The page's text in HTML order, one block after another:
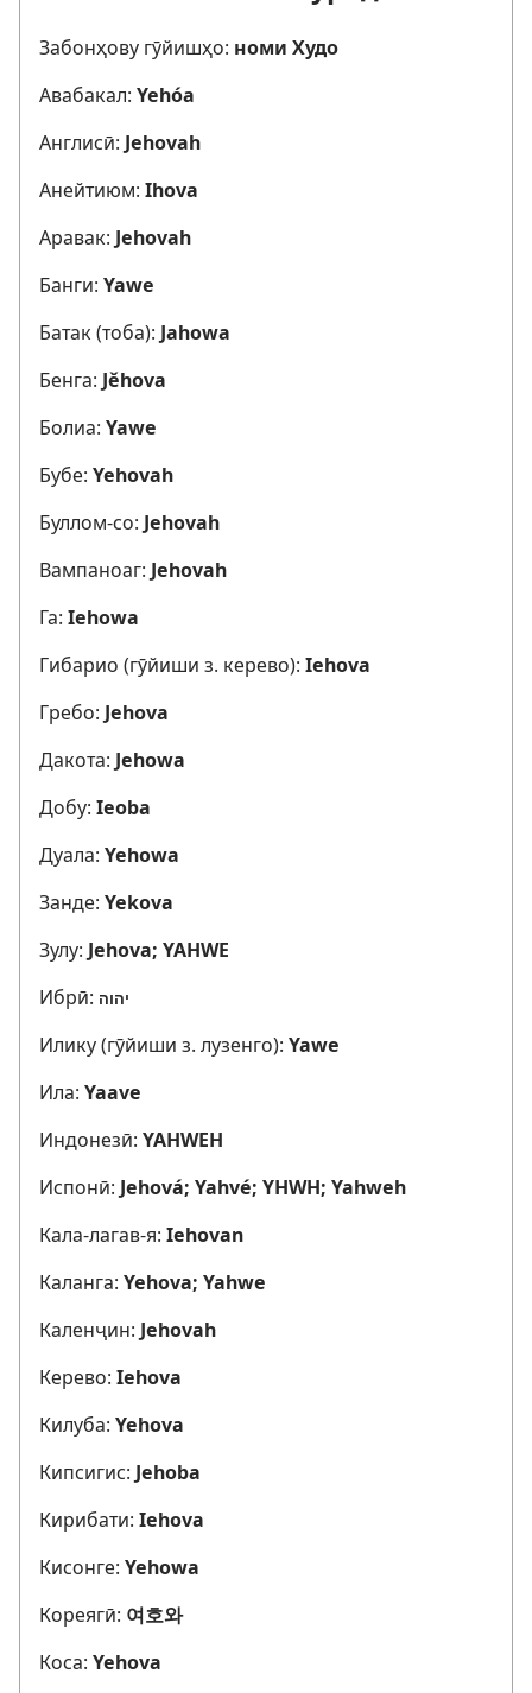
Забонҳову гӯйишҳо: номи Худо
Авабакал: Yehóa
Англисӣ: Jehovah
Анейтиюм: Ihova
Аравак: Jehovah
Банги: Yawe
Батак (тоба): Jahowa
Бенга: Jěhova
Болиа: Yawe
Бубе: Yehovah
Буллом-со: Jehovah
Вампаноаг: Jehovah
Га: Iehowa
Гибарио (гӯйиши з. керево): Iehova
Гребо: Jehova
Дакота: Jehowa
Добу: Ieoba
Дуала: Yehowa
Занде: Yekova
Зулу: Jehova; YAHWE
Ибрӣ: יהוה
Илику (гӯйиши з. лузенго): Yawe
Ила: Yaave
Индонезӣ: YAHWEH
Испонӣ: Jehová; Yahvé; YHWH; Yahweh
Кала-лагав-я: Iehovan
Каланга: Yehova; Yahwe
Каленҷин: Jehovah
Керево: Iehova
Килуба: Yehova
Кипсигис: Jehoba
Кирибати: Iehova
Кисонге: Yehowa
Кореягӣ: 여호와
Коса: Yehova